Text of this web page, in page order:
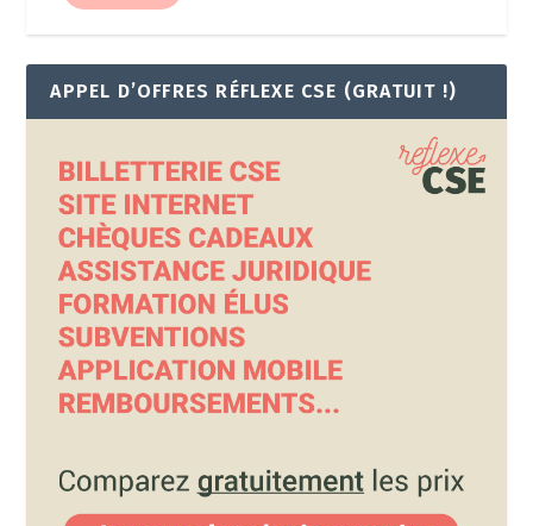
APPEL D’OFFRES RÉFLEXE CSE (GRATUIT !)